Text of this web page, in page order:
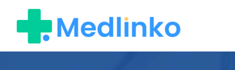
content